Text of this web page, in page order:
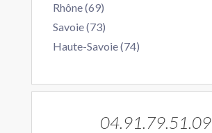
Rhône (69)
Savoie (73)
Haute-Savoie (74)
04.91.79.51.09